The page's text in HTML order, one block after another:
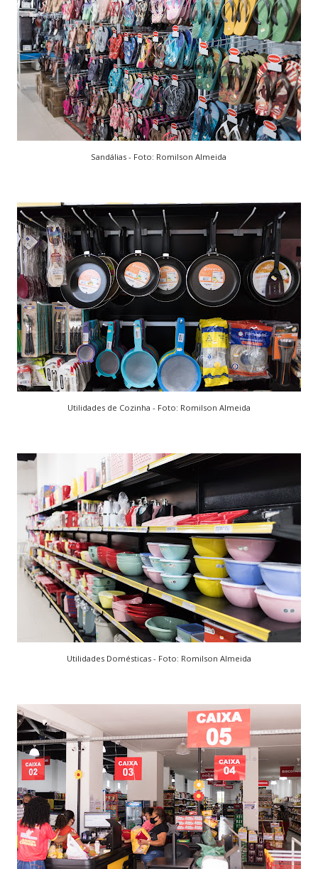
Sandálias - Foto: Romilson Almeida
Utilidades de Cozinha - Foto: Romilson Almeida
Utilidades Domésticas - Foto: Romilson Almeida